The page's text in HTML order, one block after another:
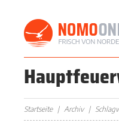
Startseite Archiv